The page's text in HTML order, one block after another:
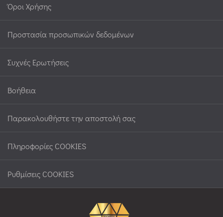
Όροι Χρήσης
Προστασία προσωπικών δεδομένων
Συχνές Ερωτήσεις
Βοήθεια
Παρακολουθήστε την αποστολή σας
Πληροφορίες COOKIES
Ρυθμίσεις COOKIES